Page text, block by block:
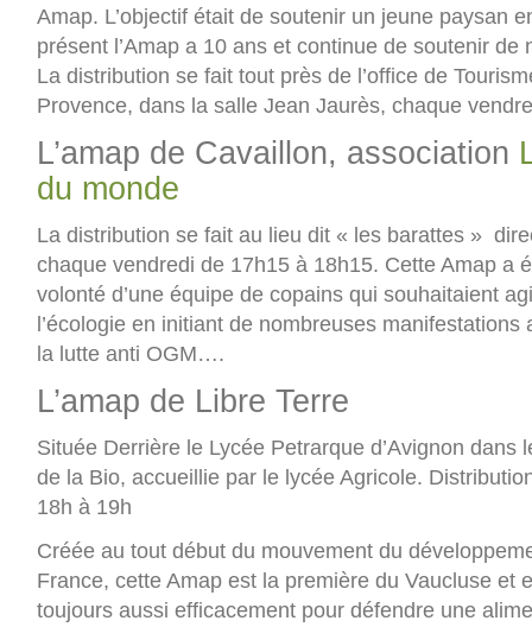
Amap. L’objectif était de soutenir un jeune paysan
présent l’Amap a 10 ans et continue de soutenir de
La distribution se fait tout près de l’office de
Provence, dans la salle Jean Jaurès, chaque
L’amap de Cavaillon, association
du monde
La distribution se fait au lieu dit « les barattes »
chaque vendredi de 17h15 à 18h15. Cette Amap a
volonté d’une équipe de copains qui souhaitaient
l’écologie en initiant de nombreuses manifestations
la lutte anti OGM….
L’amap de Libre Terre
Située Derrière le Lycée Petrarque d’Avignon dans
de la Bio, accueillie par le lycée Agricole.
18h à 19h
Créée au tout début du mouvement du
France, cette Amap est la première du Vaucluse et
toujours aussi efficacement pour défendre une